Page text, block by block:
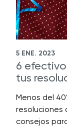
5 ENE. 2023
6
tus
Menos del
resoluciones
consejos